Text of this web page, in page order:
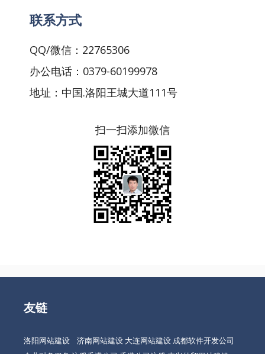
联系方式
QQ/微信：22765306
办公电话：0379-60199978
地址：中国.洛阳王城大道111号
扫一扫添加微信
友链
洛阳网站建设 济南网站建设 大连网站建设 成都软件开发公司